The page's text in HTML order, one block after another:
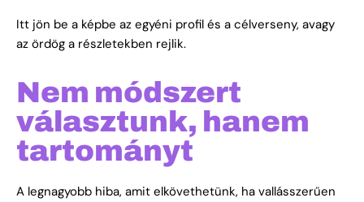
Itt jön be a képbe az egyéni profil és a célverseny, avagy
az ördög a részletekben rejlik.
Nem módszert
választunk, hanem
tartományt
A legnagyobb hiba, amit elkövethetünk, ha vallásszerűen